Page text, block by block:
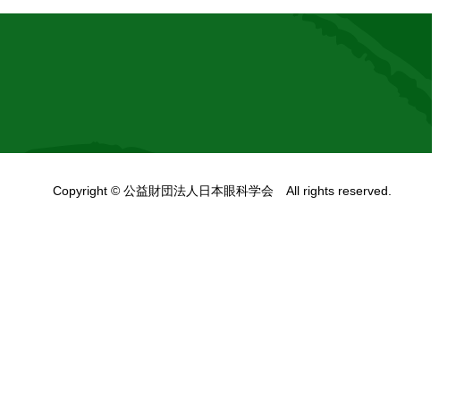
Copyright © 公益財団法人日本眼科学会 All rights reserved.